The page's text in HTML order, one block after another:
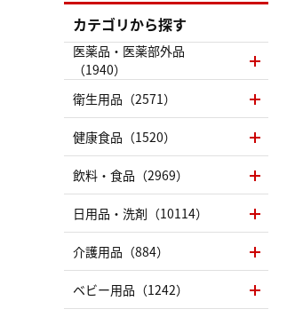
カテゴリから探す
医薬品・医薬部外品
（1940）
衛生用品（2571）
健康食品（1520）
飲料・食品（2969）
日用品・洗剤（10114）
介護用品（884）
ベビー用品（1242）